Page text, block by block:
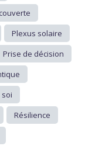
Plexus solaire
Prise de décision
Résilience